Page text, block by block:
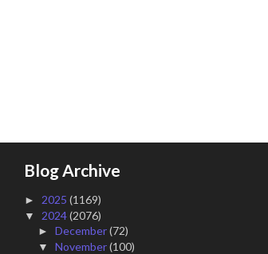
Blog Archive
► 2025 (1169)
▼ 2024(2076)
► December(72)
▼ November(100)